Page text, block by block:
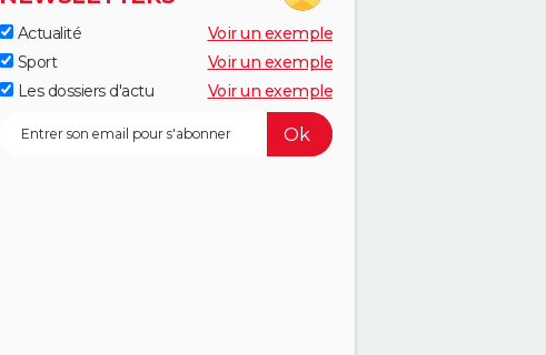
Actualité
Voir un exemple
Sport
Voir un exemple
Les dossiers d'actu
Voir un exemple